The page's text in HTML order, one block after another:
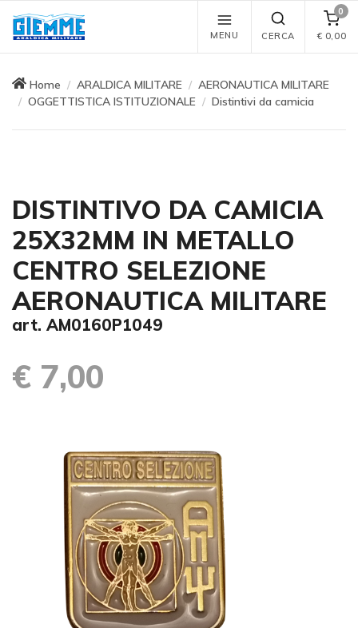
MENU CERCA
0
€ 0,00
Home ARALDICA MILITARE
AERONAUTICA MILITARE
OGGETTISTICA ISTITUZIONALE
Distintivi da camicia
DISTINTIVO DA CAMICIA
25X32MM IN METALLO
CENTRO SELEZIONE
AERONAUTICA MILITARE
art. AM0160P1049
€ 7,00